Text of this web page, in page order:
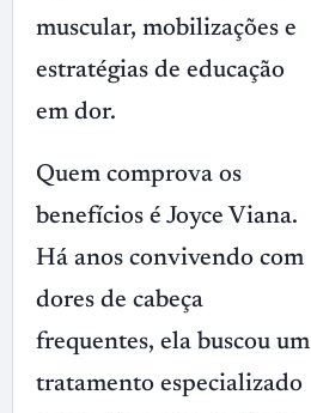
muscular, mobilizações e
estratégias de educação
em dor.
Quem comprova os
benefícios é Joyce Viana.
Há anos convivendo com
dores de cabeça
frequentes, ela buscou um
tratamento especializado